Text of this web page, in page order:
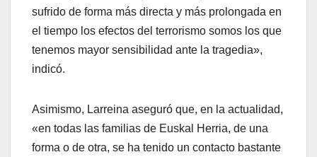
sufrido de forma más directa y más prolongada en
el tiempo los efectos del terrorismo somos los que
tenemos mayor sensibilidad ante la tragedia»,
indicó.
Asimismo, Larreina aseguró que, en la actualidad,
«en todas las familias de Euskal Herria, de una
forma o de otra, se ha tenido un contacto bastante